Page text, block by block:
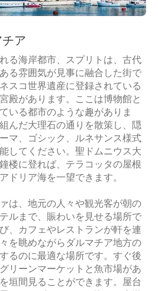
ア
る海岸都市、スプリトは、古代
る雰囲気が見事に融合した街で
スコ世界遺産に登録されている
殿があります。ここは博物館と
いる都市のような趣がありま
んだ大理石の通りを散策し、隠
マ、ゴシック、ルネサンス様式
してください。聖ドムニウス大
楼に登れば、テラコッタの屋根
ドリア海を一望できます。
は、地元の人々や観光客が朝の
ルまで、賑わいを見せる場所で
、カフェやレストランが軒を連
を眺めながらダルマチア地方の
るのに最適な場所です。すぐ後
リーンマーケットと魚市場があ
垣間見ることができます。屋台